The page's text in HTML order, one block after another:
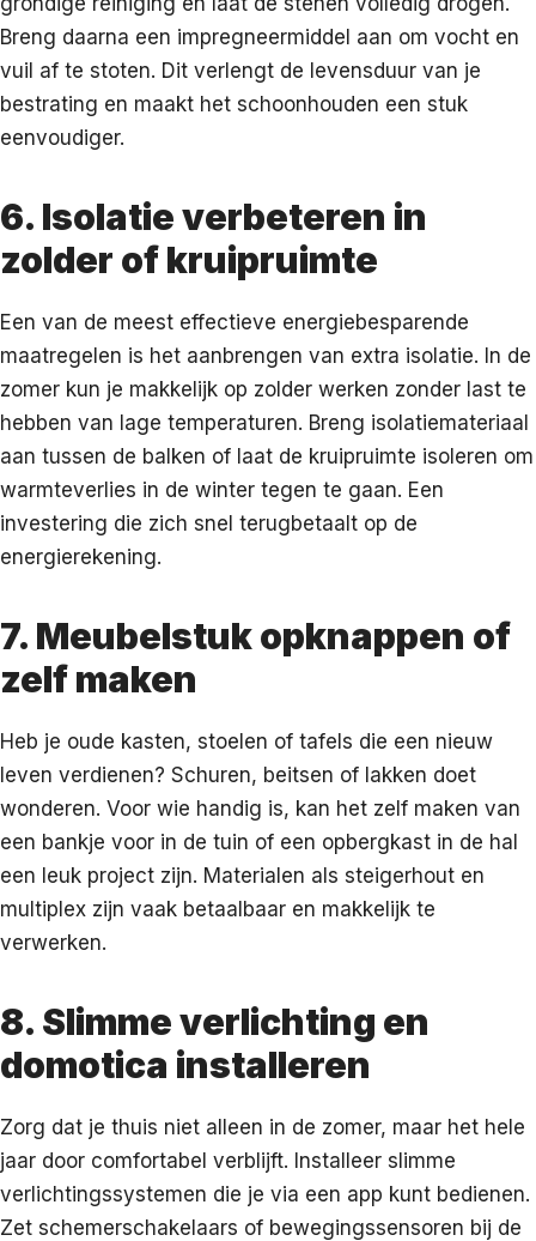
Breng daarna een impregneermiddel aan om vocht en
vuil af te stoten. Dit verlengt de levensduur van je
bestrating en maakt het schoonhouden een stuk
eenvoudiger.
6. Isolatie verbeteren in
zolder of kruipruimte
Een van de meest effectieve energiebesparende
maatregelen is het aanbrengen van extra isolatie. In de
zomer kun je makkelijk op zolder werken zonder last te
hebben van lage temperaturen. Breng isolatiemateriaal
aan tussen de balken of laat de kruipruimte isoleren om
warmteverlies in de winter tegen te gaan. Een
investering die zich snel terugbetaalt op de
energierekening.
7. Meubelstuk opknappen of
zelf maken
Heb je oude kasten, stoelen of tafels die een nieuw
leven verdienen? Schuren, beitsen of lakken doet
wonderen. Voor wie handig is, kan het zelf maken van
een bankje voor in de tuin of een opbergkast in de hal
een leuk project zijn. Materialen als steigerhout en
multiplex zijn vaak betaalbaar en makkelijk te
verwerken.
8. Slimme verlichting en
domotica installeren
Zorg dat je thuis niet alleen in de zomer, maar het hele
jaar door comfortabel verblijft. Installeer slimme
verlichtingssystemen die je via een app kunt bedienen.
Zet schemerschakelaars of bewegingssensoren bij de